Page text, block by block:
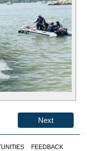
Next
FEEDBACK